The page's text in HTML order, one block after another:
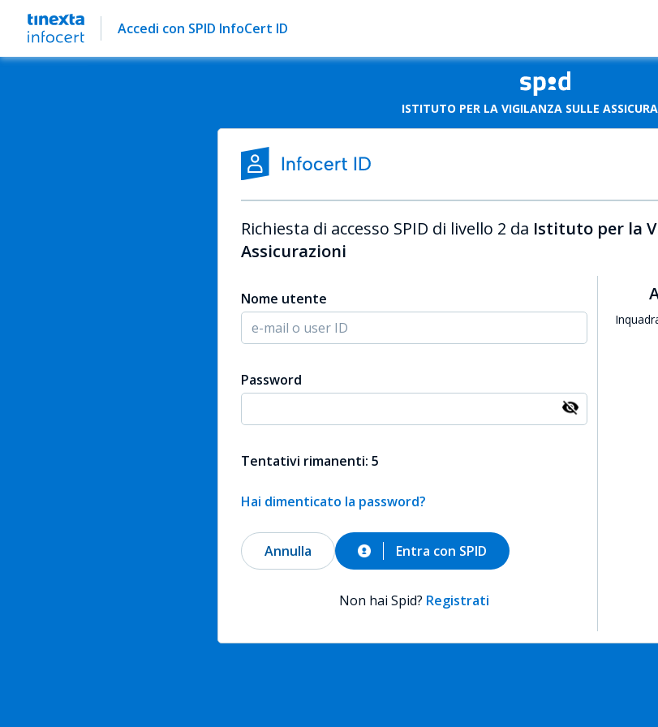
Accedi con SPID InfoCert ID
ISTITUTO PER LA VIGILANZA SULLE
Richiesta di accesso SPID di livello 2 da Istituto per la
Assicurazioni
Nome utente
Password
Tentativi rimanenti: 5
Hai dimenticato la password?
Annulla Entra con SPID
Non hai Spid? Registrati